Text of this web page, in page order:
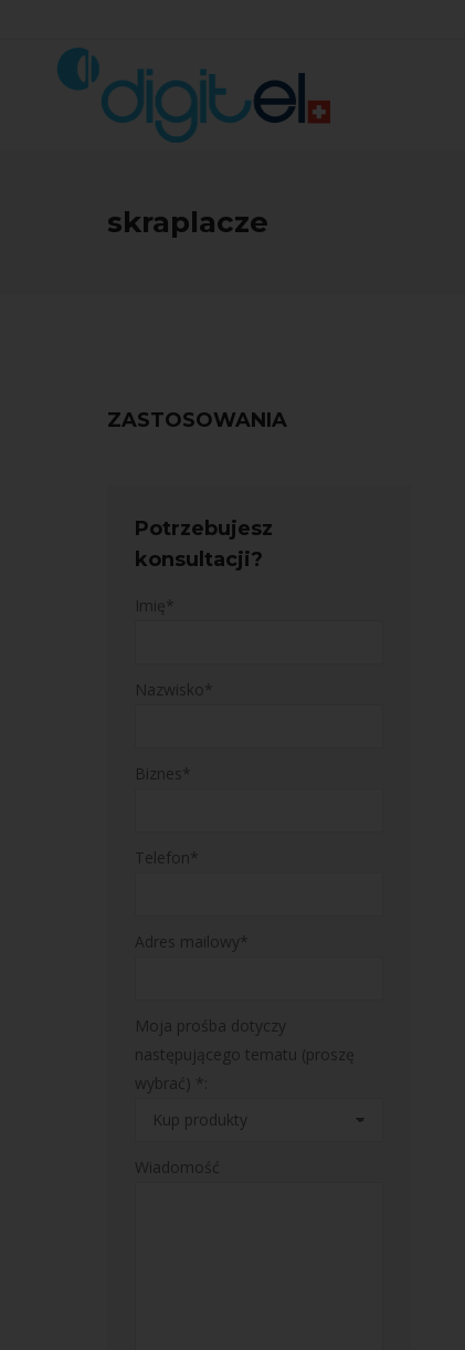
skraplacze
ZASTOSOWANIA
Potrzebujesz
konsultacji?
Imię*
Nazwisko*
Biznes*
Telefon*
Adres mailowy*
Moja prośba dotyczy
następującego tematu (proszę
wybrać) *:
Wiadomość